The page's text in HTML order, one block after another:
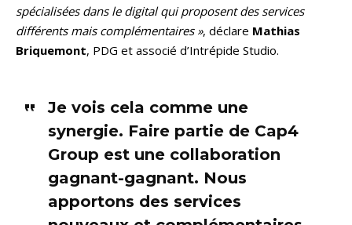
spécialisées dans le digital qui proposent des services
différents mais complémentaires », déclare Mathias
Briquemont, PDG et associé d’Intrépide Studio.
Je vois cela comme une
synergie. Faire partie de Cap4
Group est une collaboration
gagnant-gagnant. Nous
apportons des services